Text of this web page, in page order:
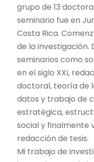
grupo de 13
seminario fue en
Costa Rica.
de la investigación.
seminarios como
en el siglo XXI,
doctoral, teoría de
datos y trabajo de
estratégica,
social y finalmente
redacción de tesis.
Mi trabajo de